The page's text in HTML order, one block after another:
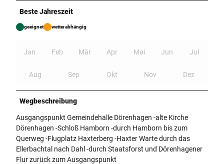
Beste Jahreszeit
geeignet wetterabhängig
Jan Feb Mär Apr Mai Jun Jul
Aug Sep Okt Nov Dez
Wegbeschreibung
Ausgangspunkt Gemeindehalle Dörenhagen -alte Kirche
Dörenhagen -Schloß Hamborn -durch Hamborn bis zum
Querweg -Flugplatz Haxterberg -Haxter Warte durch das
Ellerbachtal nach Dahl -durch Staatsforst und Dörenhagener
Flur zurück zum Ausgangspunkt